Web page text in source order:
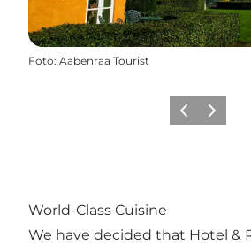
Foto: Aabenraa Tourist
Precedente
Avanti
World-Class Cuisine
We have decided that Hotel &